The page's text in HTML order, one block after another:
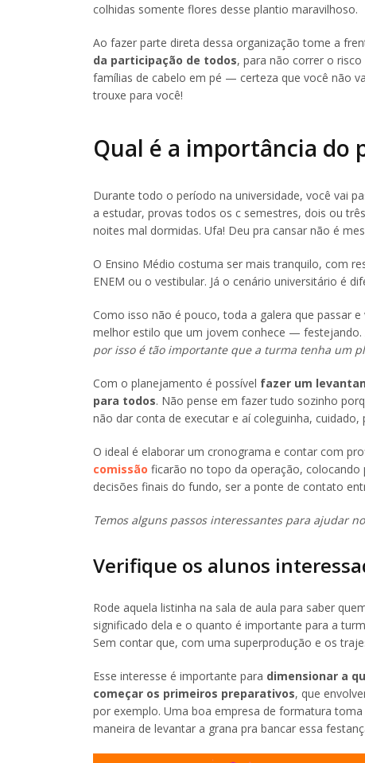
colhidas somente flores desse plantio maravilhoso.
Ao fazer parte direta dessa organização tome a
da participação de todos, para não correr o
famílias de cabelo em pé — certeza que você não
trouxe para você!
Qual é a importância
Durante todo o período na universidade, você vai
a estudar, provas todos os c semestres, dois ou
noites mal dormidas. Ufa! Deu pra cansar não é
O Ensino Médio costuma ser mais tranquilo, com
ENEM ou o vestibular. Já o cenário universitário é
Como isso não é pouco, toda a galera que passar
melhor estilo que um jovem conhece —
por isso é tão importante que a turma tenha um
Com o planejamento é possível fazer um
para todos. Não pense em fazer tudo sozinho
não dar conta de executar e aí coleguinha,
O ideal é elaborar um cronograma e contar com
comissão ficarão no topo da operação,
decisões finais do fundo, ser a ponte de contato
Temos alguns passos interessantes para ajudar
Verifique os alunos
Rode aquela listinha na sala de aula para saber
significado dela e o quanto é importante para a
Sem contar que, com uma superprodução e os
Esse interesse é importante para dimensionar a
começar os primeiros preparativos, que
por exemplo. Uma boa empresa de formatura
maneira de levantar a grana pra bancar essa